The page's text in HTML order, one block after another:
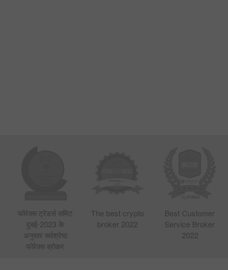
फोरेक्स ट्रेडर्स समिट
दुबई-2023 के
अनुसार सर्वश्रेष्ठ
फोरेक्स ब्रोकर
The best crypto
broker 2022
Best Customer
Service Broker
2022